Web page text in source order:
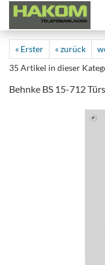
« Erster « zurück
35 Artikel in dieser
Behnke BS 15-712